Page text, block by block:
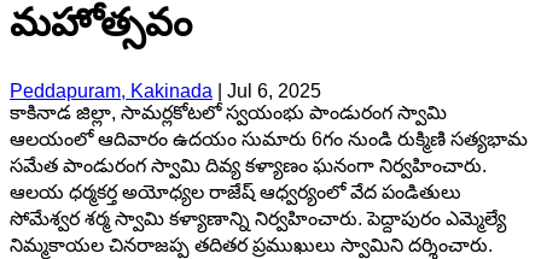
మహోత్సవం
Peddapuram, Kakinada
Jul 6, 2025
కాకినాడ జిల్లా, సామర్లకోటలో స్వయంభు పాండురంగ స్వామి
ఆలయంలో ఆదివారం ఉదయం సుమారు 6గం నుండి రుక్మిణి సత్యభామ
సమేత పాండురంగ స్వామి దివ్య కళ్యాణం ఘనంగా నిర్వహించారు.
ఆలయ ధర్మకర్త అయోధ్యల రాజేష్ ఆధ్వర్యంలో వేద పండితులు
సోమేశ్వర శర్మ స్వామి కళ్యాణాన్ని నిర్వహించారు. పెద్దాపురం ఎమ్మెల్యే
నిమ్మకాయల చినరాజప్ప తదితర ప్రముఖులు స్వామిని దర్శించారు.